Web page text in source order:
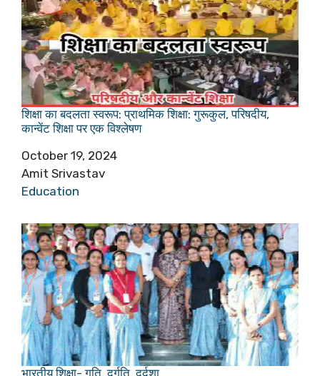
शिक्षा का बदलता स्वरूप: प्राथमिक शिक्षा: गुरूकुल, परिषदीय,
कान्वेंट शिक्षा पर एक विश्लेषण
Date
October 19, 2024
Author
Amit Srivastav
In relation to
Education